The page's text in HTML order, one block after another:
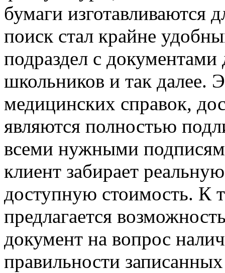
бумаги изготавливаются
поиск стал крайне
подраздел с документами
школьников и так далее.
медицинских справок,
являются полностью
всеми нужными
клиент забирает
доступную стоимость. К
предлагается
документ на вопрос
правильности